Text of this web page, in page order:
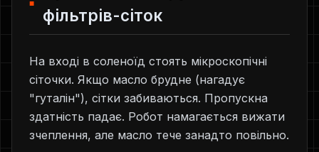
фільтрів-сіток
На вході в соленоїд стоять мікроскопічні
сіточки. Якщо масло брудне (нагадує
"гуталін"), сітки забиваються. Пропускна
здатність падає. Робот намагається вижати
зчеплення, але масло тече занадто повільно.